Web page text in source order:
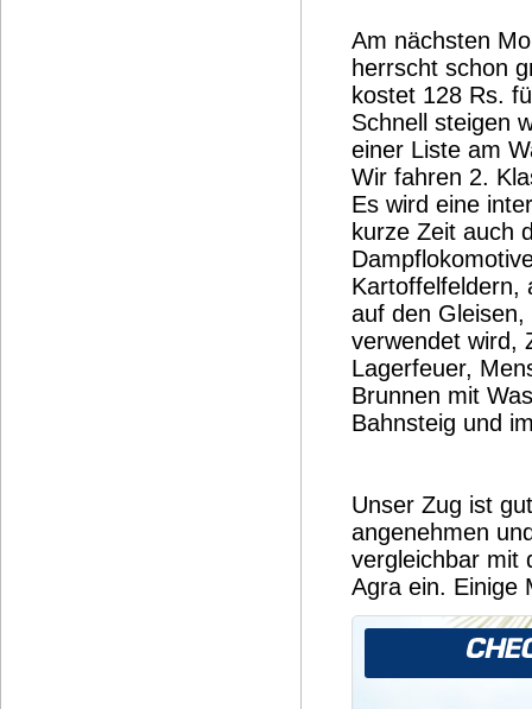
Am nächsten
herrscht schon
kostet 128 Rs.
Schnell steigen
einer Liste am
Wir fahren 2.
Es wird eine
kurze Zeit auch
Kartoffelfeldern,
auf den
verwendet wird,
Lagerfeuer,
Brunnen mit
Bahnsteig und
Unser Zug ist
angenehmen
vergleichbar mit
Agra ein. Einige